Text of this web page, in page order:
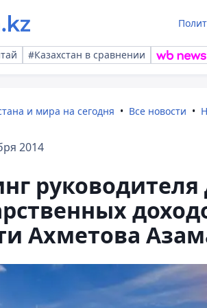
#Казахстан в сравнении
и мира на сегодня Все новости
2014
Ахметова